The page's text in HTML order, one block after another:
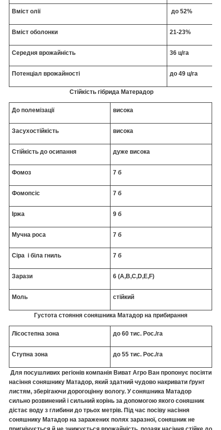
Вміст олії до 52%
Вміст оболонки 21-23%
Середня врожайність 36 ц/га
Потенціал врожайності до 49 ц/га
Стійкість гібрида Матерадор
До полемізації висока
Засухостійкість висока
Стійкість до осипання дуже висока
Фомоз 7 б
Фомопсіс 7 б
Іржа 9 б
Мучна роса 7 б
Сіра і біла гниль 7 б
Зарази 6 (A,B,C,D,E,F)
Моль стійкий
Густота стояння соняшника Матадор на прибирання
Лісостепна зона до 60 тис. Рос./га
Ступна зона до 55 тис. Рос./га
Для посушливих регіонів компанія Виват Агро Ван пропонує посіяти
насіння соняшнику Матадор, який здатний чудово накривати ґрунт
листям, зберігаючи дорогоцінну вологу. У соняшника Матадор
сильно розвинений і сильний корінь за допомогою якого соняшник
дістає воду з глибини до трьох метрів. Під час посіву насіння
соняшнику Матадор на заражених полях заразної, соняшник не